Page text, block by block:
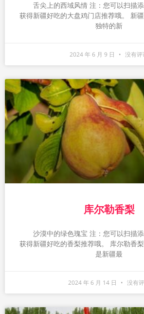
舌尖上的西域风情 注：您可以扫描
获得新疆好吃的大盘鸡门店推荐哦。 新
独特的新
2024 年 6 月 9 日 没有评
库尔勒香梨
沙漠中的绿色瑰宝 注：您可以扫描
获得新疆好吃的香梨推荐哦。 库尔勒香
是新疆最
2024 年 6 月 14 日 没有